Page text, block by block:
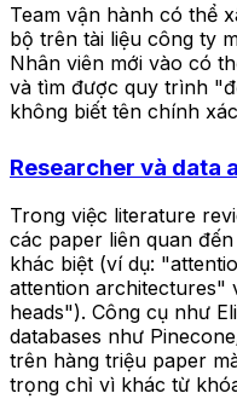
Team vận hành có thể
bộ trên tài liệu công ty
Nhân viên mới vào có
và tìm được quy trình
không biết tên chính
Researcher và data
Trong việc literature
các paper liên quan
khác biệt (ví dụ:
attention architectures"
heads"). Công cụ như
databases như
trên hàng triệu paper
trọng chỉ vì khác từ